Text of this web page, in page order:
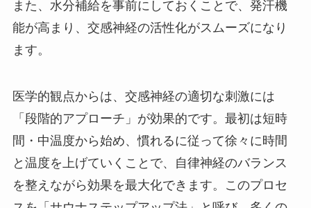
また、水分補給を事前にしておくことで、発汗機
能が高まり、交感神経の活性化がスムーズになり
ます。
医学的観点からは、交感神経の適切な刺激には
「段階的アプローチ」が効果的です。最初は短時
間・中温度から始め、慣れるに従って徐々に時間
と温度を上げていくことで、自律神経のバランス
を整えながら効果を最大化できます。このプロセ